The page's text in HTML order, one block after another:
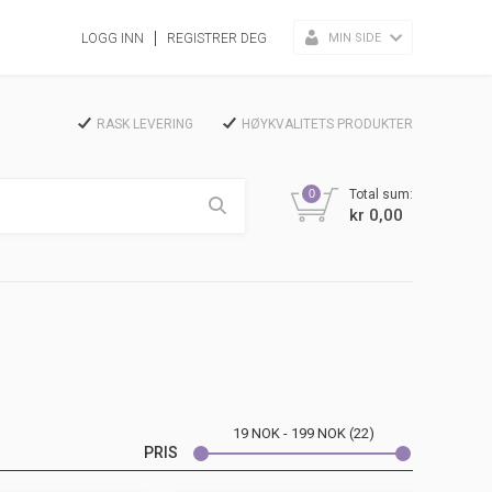
LOGG INN REGISTRER DEG MIN SIDE
RASK LEVERING HØYKVALITETS PRODUKTER
0 Total sum:
kr 0,00
PRIS
19 NOK 199 NOK 22